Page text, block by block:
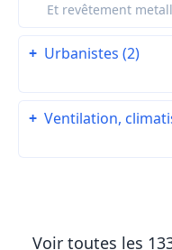
Et revêtement
+ Urbanistes (2)
+ Ventilation,
Voir toutes les